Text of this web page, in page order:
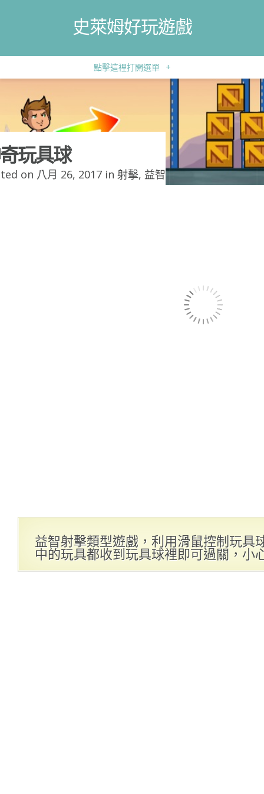
史萊姆好玩遊戲
點擊這裡打開選單 +
玩具球
on 八月 26, 2017 in 射擊, 益智
益智射擊類型遊戲，利用滑鼠控制玩具
中的玩具都收到玩具球裡即可過關，小